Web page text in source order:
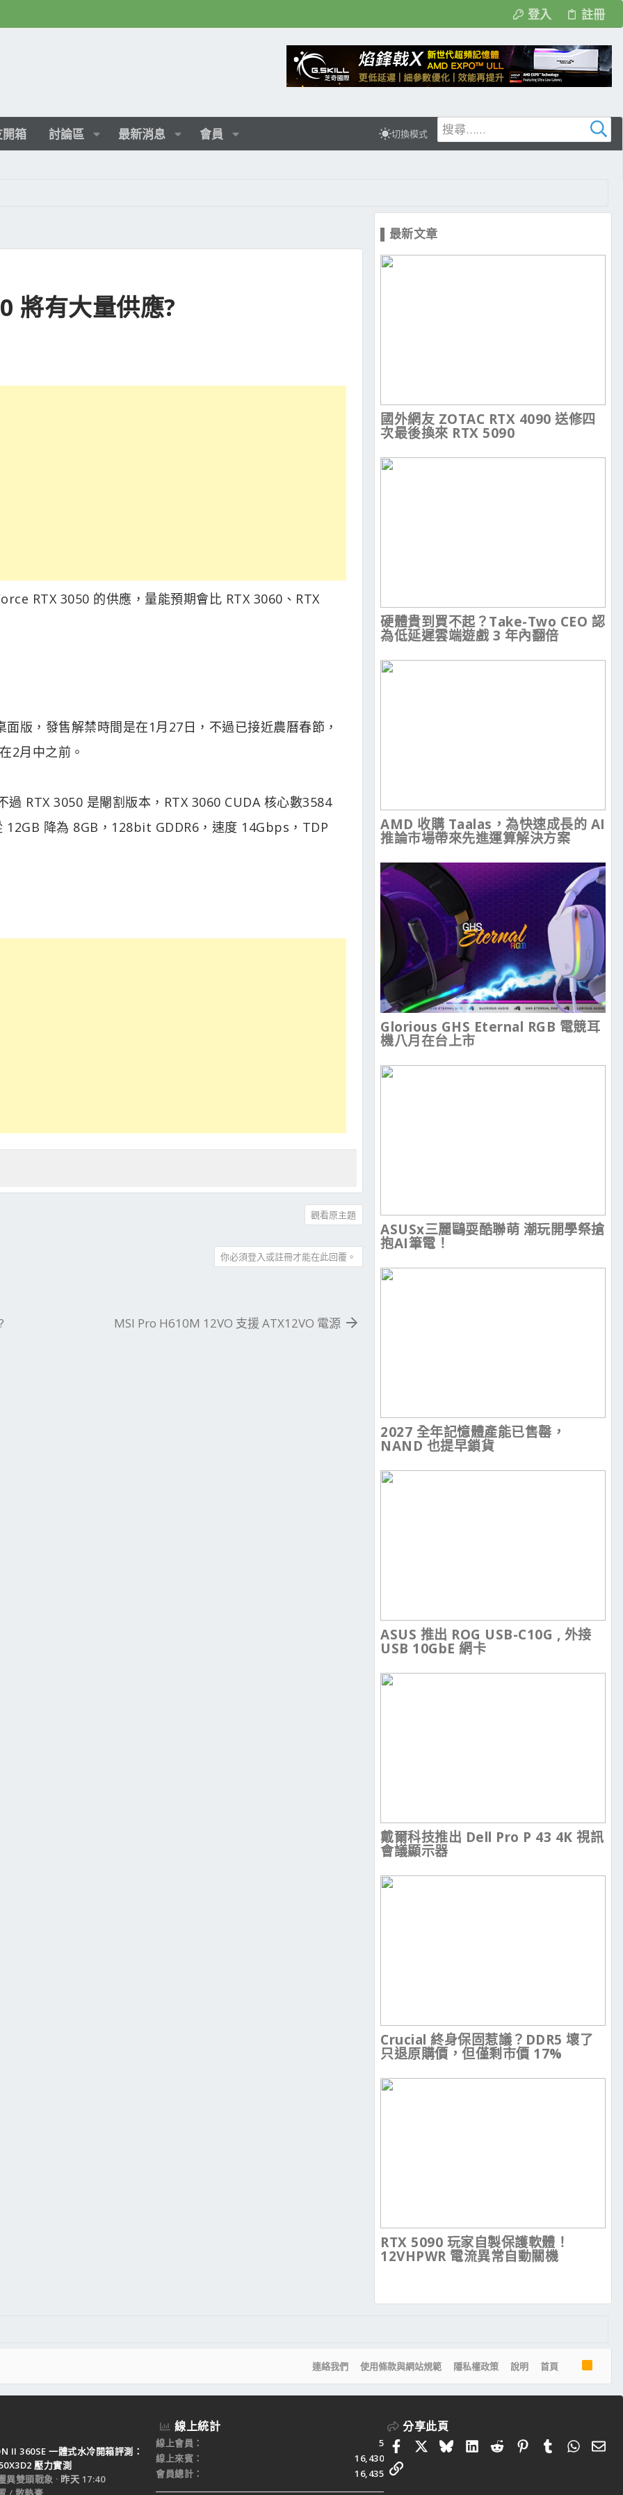
登入 註冊
箱 討論區 最新消息 會員 切換模式
將有大量供應?
RTX 3050 的供應，量能預期會比 RTX 3060、RTX
版，發售解禁時間是在1月27日，不過已接近農曆春節，
2月中之前。
RTX 3050 是閹割版本，RTX 3060 CUDA 核心數3584
降為 8GB，128bit GDDR6，速度 14Gbps，TDP
觀看原主題
你必須登入或註冊才能在此回覆。
MSI Pro H610M 12VO 支援 ATX12VO 電源
▌最新文章
國外網友 ZOTAC RTX 4090 送修四
次最後換來 RTX 5090
硬體貴到買不起？Take-Two CEO 認
為低延遲雲端遊戲 3 年內翻倍
AMD 收購 Taalas，為快速成長的 AI
推論市場帶來先進運算解決方案
Glorious GHS Eternal RGB 電競耳
機八月在台上市
ASUSx三麗鷗耍酷聯萌 潮玩開學祭搶
抱AI筆電！
2027 全年記憶體產能已售罄，
NAND 也提早鎖貨
ASUS 推出 ROG USB-C10G , 外接
USB 10GbE 網卡
戴爾科技推出 Dell Pro P 43 4K 視訊
會議顯示器
Crucial 終身保固惹議？DDR5 壞了
只退原購價，但僅剩市價 17%
RTX 5090 玩家自製保護軟體！
12VHPWR 電流異常自動關機
連絡我們 使用條款與網站規範 隱私權政策 說明 首頁
S
II 360SE 一體式水冷開箱評測：
壓力實測
異雙頭戰象
昨天 17:40
線上統計
線上會員
5
線上來賓
16,430
會員總計
16,435
分享此頁
FacebookBlueskyLinkedIn
RedditPinterestTumblr 電
連結